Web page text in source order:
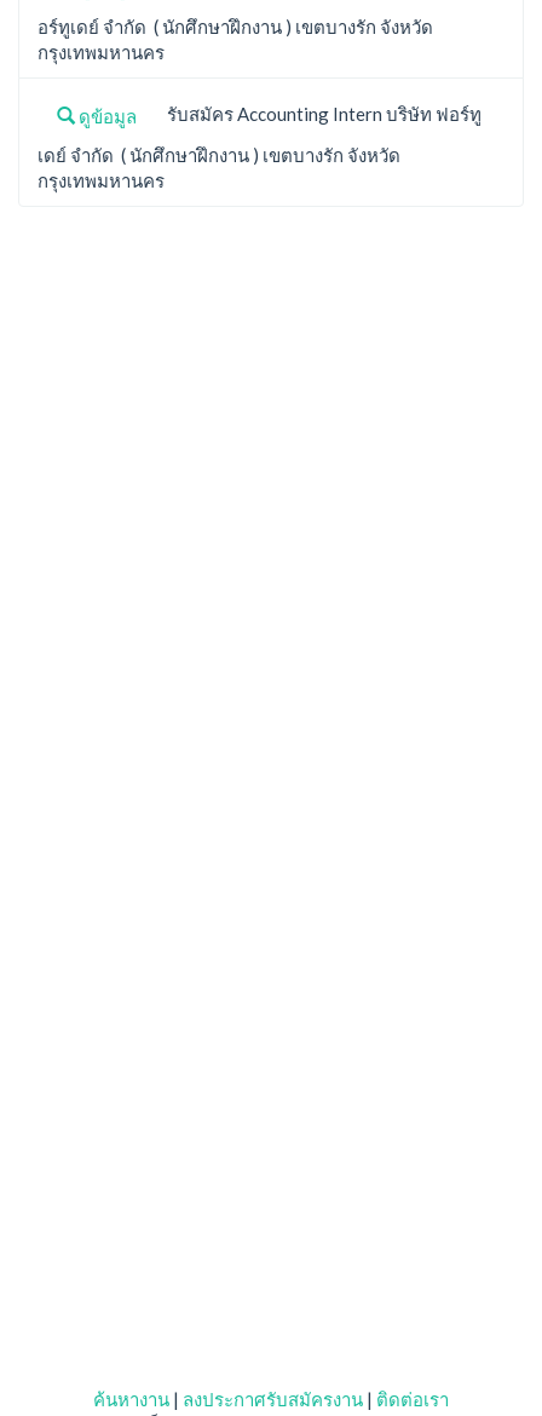
อร์ทูเดย์ จำกัด ( นักศึกษาฝึกงาน ) เขตบางรัก จังหวัด
กรุงเทพมหานคร
ดูข้อมูล
รับสมัคร Accounting Intern บริษัท ฟอร์ทู
เดย์ จำกัด ( นักศึกษาฝึกงาน ) เขตบางรัก จังหวัด
กรุงเทพมหานคร
ค้นหางาน | ลงประกาศรับสมัครงาน | ติดต่อเรา